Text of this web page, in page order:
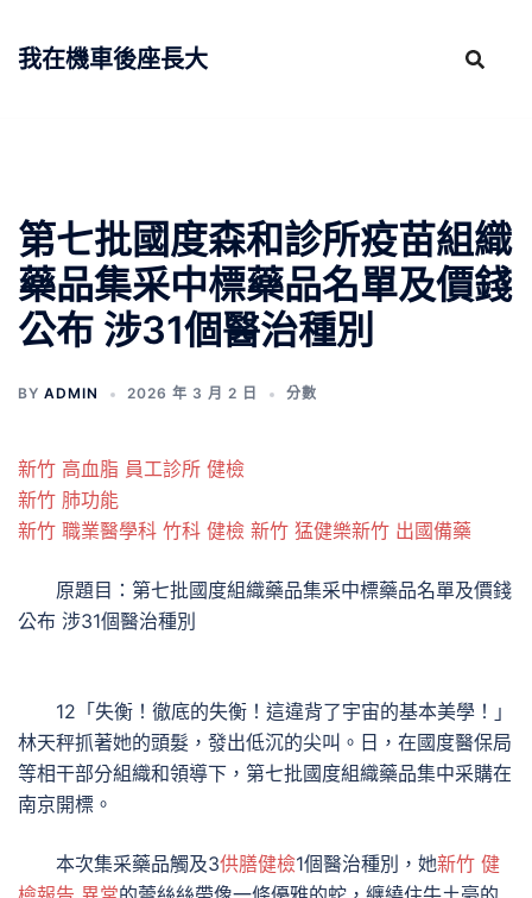
我在機車後座長大
第七批國度森和診所疫苗組織
藥品集采中標藥品名單及價錢
公布 涉31個醫治種別
BY ADMIN 2026 年 3 月 2 日 分數
新竹 高血脂 員工診所 健檢
新竹 肺功能
新竹 職業醫學科 竹科 健檢 新竹 猛健樂新竹 出國備藥
原題目：第七批國度組織藥品集采中標藥品名單及價錢
公布 涉31個醫治種別
12「失衡！徹底的失衡！這違背了宇宙的基本美學！」
林天秤抓著她的頭髮，發出低沉的尖叫。日，在國度醫保局
等相干部分組織和領導下，第七批國度組織藥品集中采購在
南京開標。
本次集采藥品觸及3供膳健檢1個醫治種別，她新竹 健